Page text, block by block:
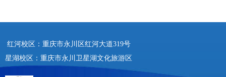
红河校区：重庆市永川区红河大道319号
星湖校区：重庆市永川卫星湖文化旅游区